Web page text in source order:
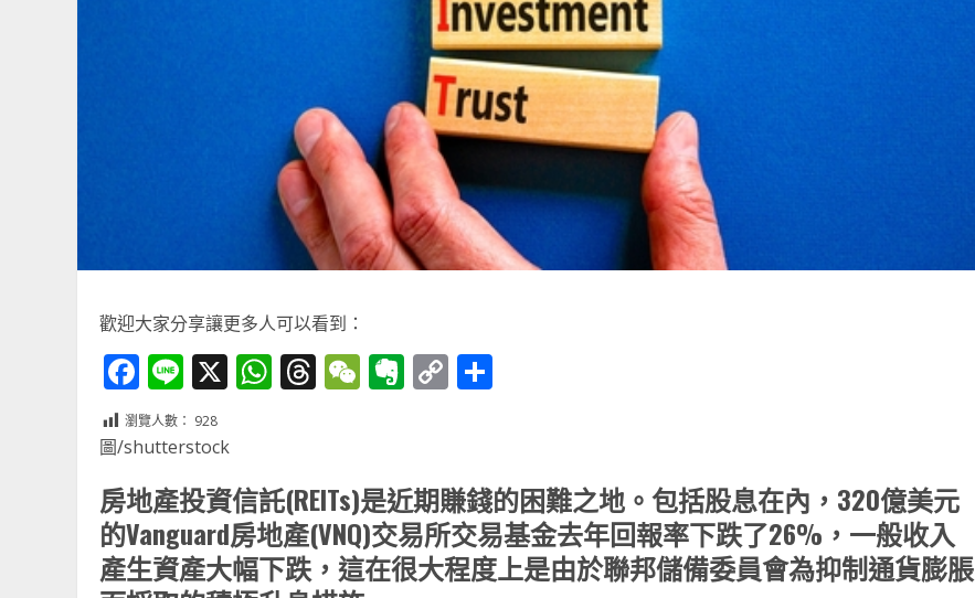
歡迎大家分享讓更多人可以看到：
Facebook
Line
X WhatsApp
Threads
WeChat
Evernote
Copy
瀏覽人數： 928
圖/shutterstock
房地產投資信託(REITs)是近期賺錢的困難之地。包括股息在內，320億美元
的Vanguard房地產(VNQ)交易所交易基金去年回報率下跌了26%，一般收入
產生資產大幅下跌，這在很大程度上是由於聯邦儲備委員會為抑制通貨膨脹